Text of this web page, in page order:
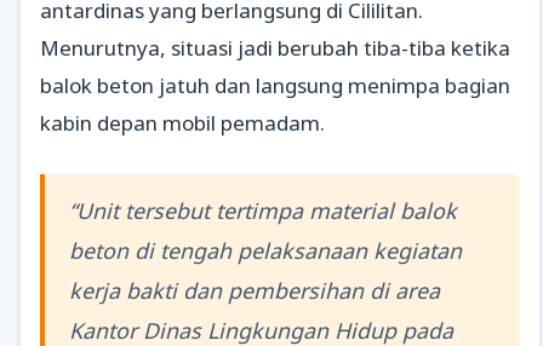
antardinas yang berlangsung di Cililitan.
Menurutnya, situasi jadi berubah tiba-tiba ketika
balok beton jatuh dan langsung menimpa bagian
kabin depan mobil pemadam.
“Unit tersebut tertimpa material balok
beton di tengah pelaksanaan kegiatan
kerja bakti dan pembersihan di area
Kantor Dinas Lingkungan Hidup pada